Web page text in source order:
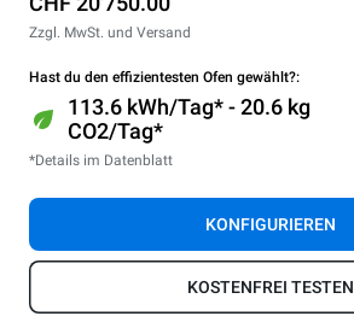
Zzgl. MwSt. und Versand
Hast du den effizientesten Ofen gewählt?:
113.6 kWh/Tag* - 20.6 kg
CO2/Tag*
*Details im Datenblatt
KONFIGURIEREN
KOSTENFREI TESTEN